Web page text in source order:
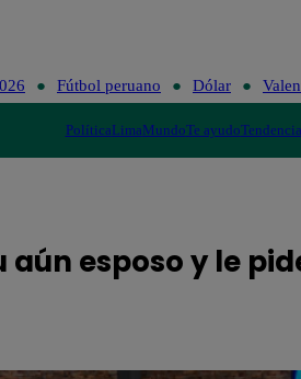
Fútbol peruano Dólar
PolíticaLimaMundoTe ayudo
esposo y le